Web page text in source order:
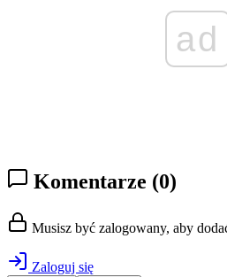
ad
Komentarze (0)
Musisz być zalogowany, aby
Zaloguj się